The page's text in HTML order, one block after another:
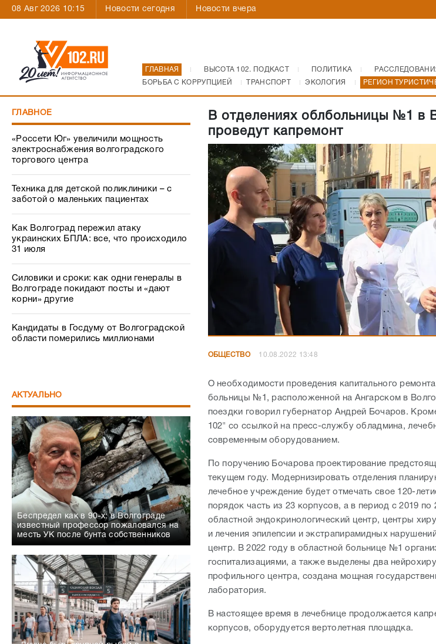
08 Авг 2026 10:15 Новости сегодня Новости вчера
ГЛАВНАЯ ВЫСОТА 102. ПОДКАСТ ПОЛИТИКА
БОРЬБА С КОРРУПЦИЕЙ
ТРАНСПОРТ ЭКОЛОГИЯ РЕГИОН
ГЛАВНОЕ
«Россети Юг» увеличили мощность
электроснабжения волгоградского
торгового центра
Техника для детской поликлиники – с
заботой о маленьких пациентах
Как Волгоград пережил атаку
украинских БПЛА: все, что происходило
31 июля
Силовики и сроки: как одни генералы в
Волгограде покидают посты и «дают
корни» другие
Кандидаты в Госдуму от Волгоградской
области померились миллионами
АКТУАЛЬНО
Беспредел как в 90-х: в Волгограде
известный профессор пожаловался на
месть УК после бунта собственников
В отделениях облбольницы №1 в
проведут капремонт
ОБЩЕСТВО 10.08.2022 13:48
О необходимости проведения капитального
больницы №1, расположенной на Ангарском в
поездки говорил губернатор Андрей Бочаров.
102" со ссылкой на пресс-службу обладмина,
современным оборудованием.
По поручению Бочарова проектирование
текущем году. Модернизировать отделения
лечебное учреждение будет отмечать свое 120-
порядок часть из 23 корпусов, а в период с 2019
областной эндокринологический центр, центры
и лечения эпилепсии и экстрапирамидных
центр. В 2022 году в областной больнице №1
госпитализациями, а также выделены два
профильного центра, создана мощная
лаборатория.
В настоящее время в лечебнице продолжается
корпусов, оборудуется вертолетная площадка.